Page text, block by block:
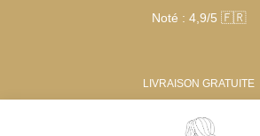
Noté : 4,9/5 🇫🇷
LIVRAISON GRATUITE